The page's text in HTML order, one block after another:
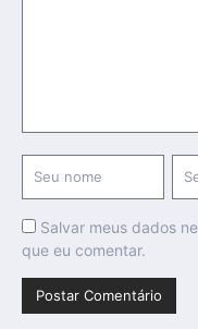
Salvar meus dados
que eu comentar.